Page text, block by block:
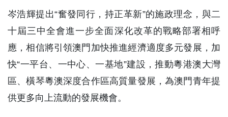
岑浩輝提出“奮發同行，持正革新”的施政理念，與二
十屆三中全會進一步全面深化改革的戰略部署相呼
應，相信將引領澳門加快推進經濟適度多元發展，加
快“一平台、一中心、一基地”建設，推動粵港澳大灣
區、橫琴粵澳深度合作區高質量發展，為澳門青年提
供更多向上流動的發展機會。